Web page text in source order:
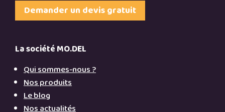
Demander un devis gratuit
La société MO.DEL
Qui sommes-nous ?
Nos produits
Le blog
Nos actualités